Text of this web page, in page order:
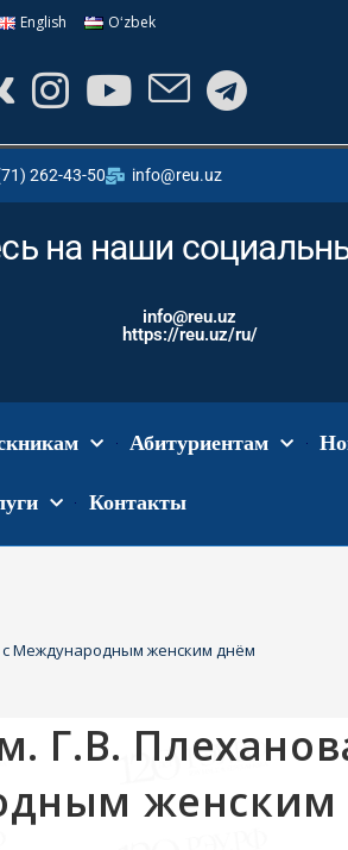
English Oʻzbek
262-43-50 info@reu.uz
на наши
info@reu.uz
https://reu.uz/ru/
Абитуриентам
Контакты
Международным женским днём
Г.В.
женским